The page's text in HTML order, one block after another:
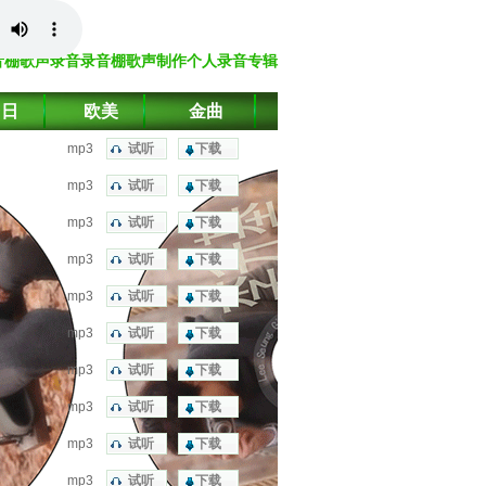
棚歌声录音录音棚歌声制作个人录音专辑
欧美 金曲
下载
下载
下载
下载
下载
下载
下载
下载
下载
下载
mp3 试听
mp3 试听
mp3 试听
mp3 试听
mp3 试听
mp3 试听
mp3 试听
mp3 试听
mp3 试听
mp3 试听